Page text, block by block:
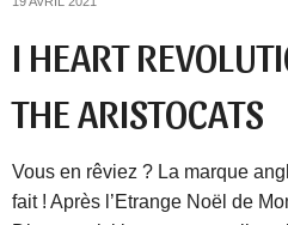
I HEART
THE ARISTOCATS
Vous en rêviez ? La marque
fait ! Après l’Etrange Noël de